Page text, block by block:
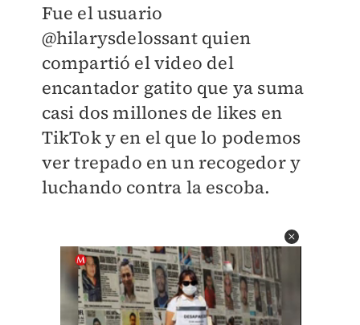
Fue el usuario
@hilarysdelossant quien
compartió el video del
encantador gatito que ya suma
casi dos millones de likes en
TikTok y en el que lo podemos
ver trepado en un recogedor y
luchando contra la escoba.